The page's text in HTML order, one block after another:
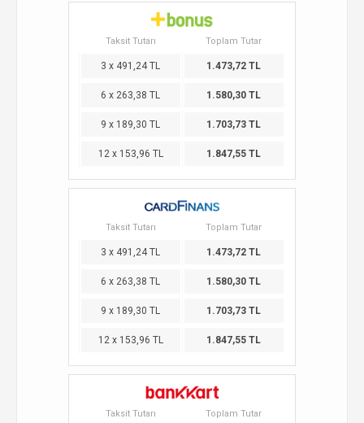
Taksit Tutarı Toplam Tutar
3 x 491,24 TL 1.473,72 TL
6 x 263,38 TL 1.580,30 TL
9 x 189,30 TL 1.703,73 TL
12 x 153,96 TL 1.847,55 TL
Taksit Tutarı Toplam Tutar
3 x 491,24 TL 1.473,72 TL
6 x 263,38 TL 1.580,30 TL
9 x 189,30 TL 1.703,73 TL
12 x 153,96 TL 1.847,55 TL
Taksit Tutarı Toplam Tutar